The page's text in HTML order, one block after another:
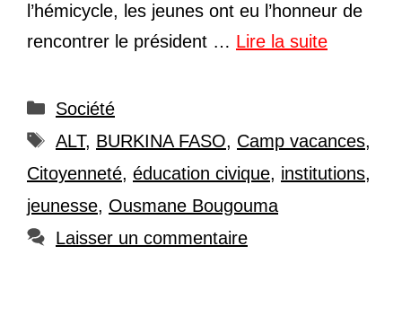
l’hémicycle, les jeunes ont eu l’honneur de
rencontrer le président … Lire la suite
Catégories
Société
Étiquettes
ALT, BURKINA FASO, Camp vacances,
Citoyenneté, éducation civique, institutions,
jeunesse, Ousmane Bougouma
Laisser un commentaire